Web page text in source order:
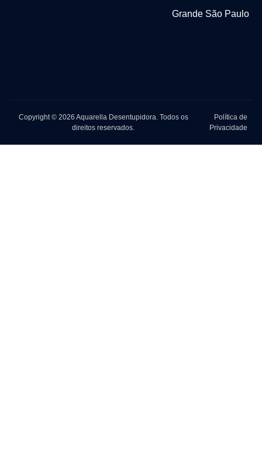
Grande São Paulo
Copyright © 2026 Aquarella Desentupidora. Todos os
direitos reservados.
Política de
Privacidade